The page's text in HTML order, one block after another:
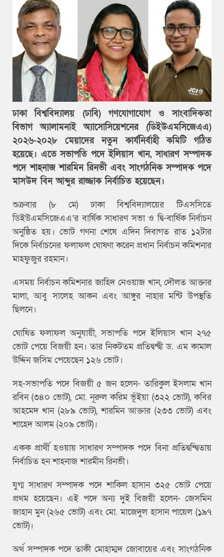
ঢাকা বিশ্ববিদ্যালয় (ঢাবি) গণযোগাযোগ ও সাংবাদিকতা
বিভাগ অ্যালামনাই অ্যাসোসিয়েশনের (ডিইউএমসিজেএএ)
২০২৬-২০২৮ মেয়াদের নতুন কার্যনির্বাহী কমিটি গঠিত
হয়েছে। এতে সভাপতি পদে ইলিয়াস খান, সাধারণ সম্পাদক
পদে শাহনাজ শারমিন রিনভী এবং সাংগঠনিক সম্পাদক পদে
মাসউদ বিন আব্দুর রাজ্জাক নির্বাচিত হয়েছেন।
শুক্রবার (৮ মে) ঢাকা বিশ্ববিদ্যালয়ের টিএসসিতে
ডিইউএমসিজেএএ’র বার্ষিক সাধারণ সভা ও দ্বি-বার্ষিক নির্বাচন
অনুষ্ঠিত হয়। ভোট গণনা শেষে এদিন দিবাগত রাত ১২টার
দিকে নির্বাচনের ফলাফল ঘোষণা করেন প্রধান নির্বাচন কমিশনার
মাহফুজুর রহমান।
এসময় নির্বাচন কমিশনার জাহিদ নেওয়াজ খান, দৌলত আক্তার
মালা, আবু সালেহ আকন এবং আঙ্গুর নাহার মন্টি উপস্থতি
ছিলনে।
ঘোষিত ফলাফল অনুযায়ী, সভাপতি পদে ইলিয়াস খান ২৭৫
ভোট পেয়ে বিজয়ী হন। তার নিকটতম প্রতিদ্বন্দ্বী ড. এম কামাল
উদ্দিন জসিম পেয়েছেন ১২৬ ভোট।
সহ-সভাপতি পদে বিজয়ী ৫ জন হলেন- তারিকুল ইসলাম খান
রবিন (৩৪০ ভোট), মো. নূরুল করিম ভূঁইয়া (৩২২ ভোট), কবির
আহমেদ খান (২৮৯ ভোট), শারমিন আক্তার (২৩৩ ভোট) এবং
শাহেদ আলম (২০৯ ভোট)।
একক প্রার্থী হওয়ায় সাধারণ সম্পাদক পদে বিনা প্রতিদ্বন্দ্বিতায়
নির্বাচিত হন শাহনাজ শারমীন রিনভী।
যুগ্ম সাধারণ সম্পাদক পদে শাকিল হাসান ৩২৫ ভোট পেয়ে
প্রথম হয়েছেন। এই পদে অন্য দুই বিজয়ী হলেন- জেসমিন
জাহান মুন (২৬৫ ভোট) এবং মো. মাজেদুল হাসান পায়েল (১৯৭
ভোট)।
অর্থ সম্পাদক পদে তাকী মোহাম্মদ জোবায়ের এবং সাংগঠনিক